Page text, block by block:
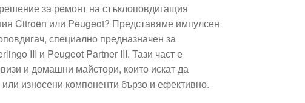
за ремонт на стъклоповдигащия
Citroën или Peugeot? Представяме импулсен
специално предназначен за
III и Peugeot Partner III. Тази част е
и домашни майстори, които искат да
износени компоненти бързо и ефективно.